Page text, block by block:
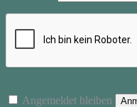
Angemeldet bleiben